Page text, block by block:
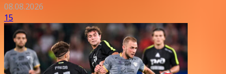
08.08.2026
15